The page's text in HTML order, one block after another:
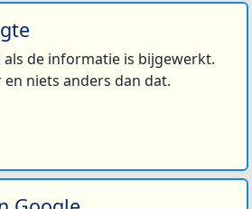
als de informatie is bijgewerkt.
niets anders dan dat.